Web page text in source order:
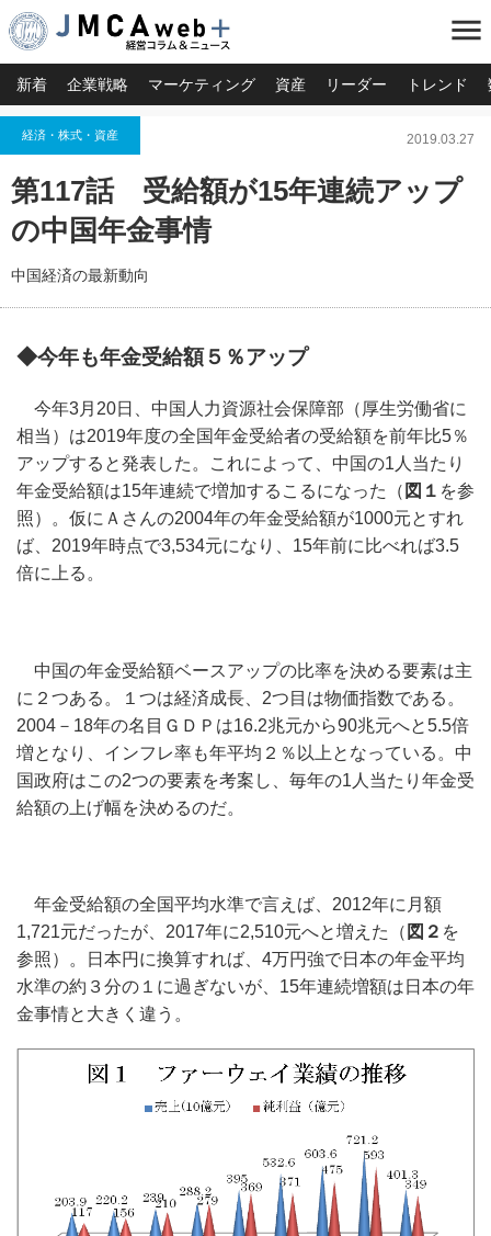
menu
新着 企業戦略 マーケティング 資産 リーダー トレンド
経済・株式・資産 2019.03.27
第117話 受給額が15年連続アップ
の中国年金事情
中国経済の最新動向
◆今年も年金受給額５％アップ
今年3月20日、中国人力資源社会保障部（厚生労働省に
相当）は2019年度の全国年金受給者の受給額を前年比5％
アップすると発表した。これによって、中国の1人当たり
年金受給額は15年連続で増加するこるになった（ 図１ を参
照）。仮にＡさんの2004年の年金受給額が1000元とすれ
ば、2019年時点で3,534元になり、15年前に比べれば3.5
倍に上る。
中国の年金受給額ベースアップの比率を決める要素は主
に２つある。１つは経済成長、2つ目は物価指数である。
2004－18年の名目ＧＤＰは16.2兆元から90兆元へと5.5倍
増となり、インフレ率も年平均２％以上となっている。中
国政府はこの2つの要素を考案し、毎年の1人当たり年金受
給額の上げ幅を決めるのだ。
年金受給額の全国平均水準で言えば、2012年に月額
1,721元だったが、2017年に2,510元へと増えた（ 図２ を
参照）。日本円に換算すれば、4万円強で日本の年金平均
水準の約３分の１に過ぎないが、15年連続増額は日本の年
金事情と大きく違う。